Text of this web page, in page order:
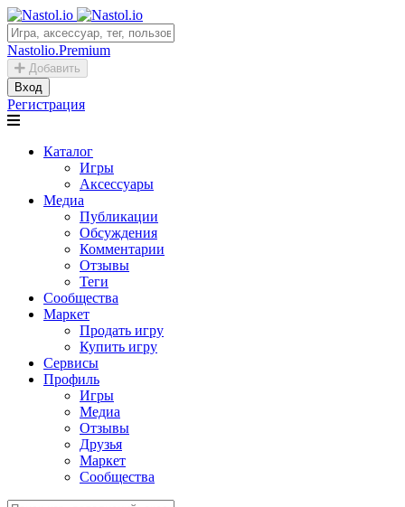
Nastolio.Premium
Добавить
Вход
Регистрация
Каталог
Игры
Аксессуары
Медиа
Публикации
Обсуждения
Комментарии
Отзывы
Теги
Сообщества
Маркет
Продать игру
Купить игру
Сервисы
Профиль
Игры
Медиа
Отзывы
Друзья
Маркет
Сообщества